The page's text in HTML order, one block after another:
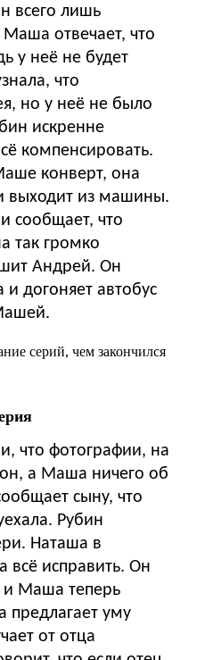
всего лишь
отвечает, что
у неё не будет
что
но у неё не было
искренне
компенсировать.
конверт, она
выходит из машины.
сообщает, что
так громко
Андрей. Он
и догоняет автобус
что фотографии, на
а Маша ничего об
сыну, что
Рубин
Наташа в
всё исправить. Он
и Маша теперь
предлагает уму
от отца